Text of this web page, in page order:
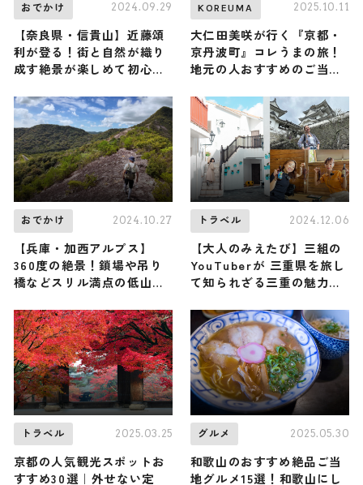
おでかけ 2024.09.29
【奈良県・信貴山】近藤頌
利が登る！街と自然が織り
成す絶景が楽しめて初心者
で頂きメシ！コラボ企画）
KOREUMA 2025.10.11
大仁田美咲が行く『京都・
京丹波町』コレうまの旅！
地元の人おすすめのご当地
11日放送
おでかけ 2024.10.27
【兵庫・加西アルプス】
360度の絶景！鎖場や吊り
橋などスリル満点の低山
挑戦（登山で頂きメシ！コ
ラボ企画）
トラベル 2024.12.06
【大人のみえたび】三組の
YouTuberが 三重県を旅し
て知られざる三重の魅力を
トラベル 2025.03.25
京都の人気観光スポットお
すすめ30選｜外せない定
グルメ 2025.05.30
和歌山のおすすめ絶品ご当
地グルメ15選！和歌山にし